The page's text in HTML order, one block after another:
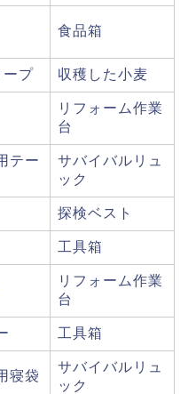
食品箱
ープ 収穫した小麦
リフォーム作業
台
テー
サバイバルリュ
ック
探検ベスト
工具箱
リフォーム作業
台
工具箱
寝袋
サバイバルリュ
ック